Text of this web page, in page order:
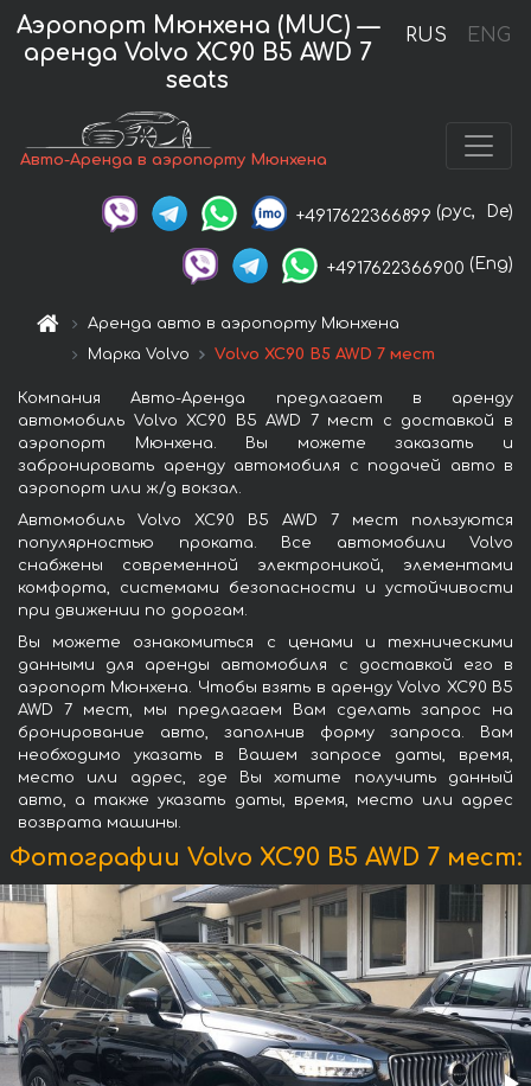
RUS ENG
Аэропорт Мюнхена (MUC) —
аренда Volvo XC90 B5 AWD 7
seats
Авто-Аренда в аэропорту Мюнхена
+4917622366899 (рус, De)
+4917622366900 (Eng)
Аренда авто в аэропорту Мюнхена
Марка Volvo
Volvo XC90 B5 AWD 7 мест
Компания Авто-Аренда предлагает в аренду
автомобиль Volvo XC90 B5 AWD 7 мест с доставкой в
аэропорт Мюнхена. Вы можете заказать и
забронировать аренду автомобиля с подачей авто в
аэропорт или ж/д вокзал.
Автомобиль Volvo XC90 B5 AWD 7 мест пользуются
популярностью проката. Все автомобили Volvo
снабжены современной электроникой, элементами
комфорта, системами безопасности и устойчивости
при движении по дорогам.
Вы можете ознакомиться с ценами и техническими
данными для аренды автомобиля с доставкой его в
аэропорт Мюнхена. Чтобы взять в аренду Volvo XC90 B5
AWD 7 мест, мы предлагаем Вам сделать запрос на
бронирование авто, заполнив форму запроса. Вам
необходимо указать в Вашем запросе даты, время,
место или адрес, где Вы хотите получить данный
авто, а также указать даты, время, место или адрес
возврата машины.
Фотографии Volvo XC90 B5 AWD 7 мест: